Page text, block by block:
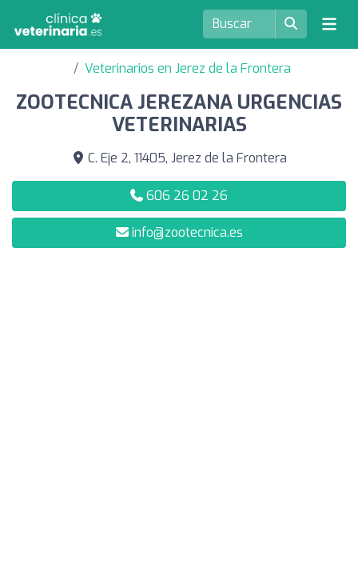
Veterinarios en Jerez de la Frontera
ZOOTECNICA JEREZANA URGENCIAS
VETERINARIAS
C. Eje 2, 11405, Jerez de la Frontera
606 26 02 26
info@zootecnica.es